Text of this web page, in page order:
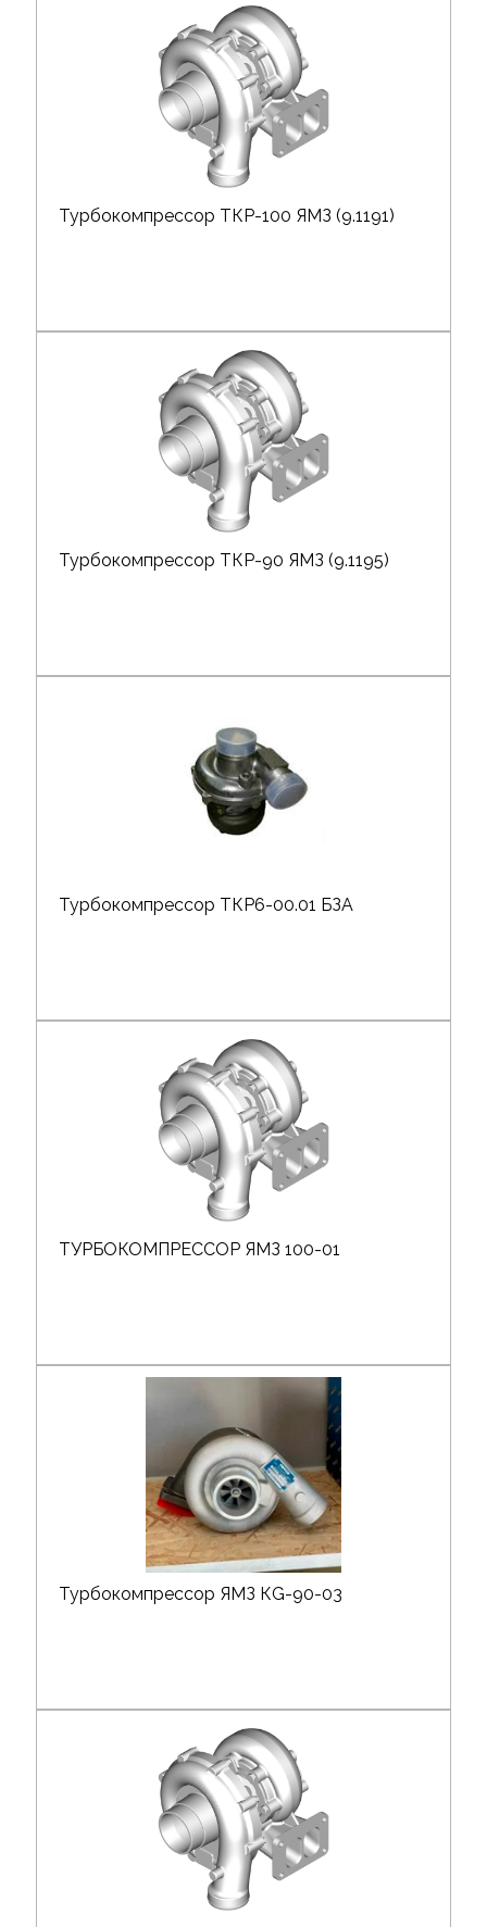
Турбокомпрессор ТКР-100 ЯМЗ (9.1191)
Турбокомпрессор ТКР-90 ЯМЗ (9.1195)
Турбокомпрессор ТКР6-00.01 БЗА
ТУРБОКОМПРЕССОР ЯМЗ 100-01
Турбокомпрессор ЯМЗ КG-90-03